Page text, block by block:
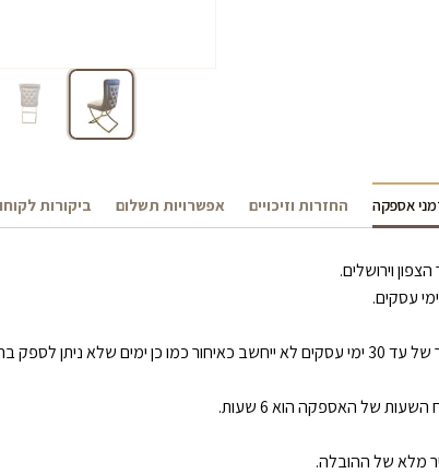
אספקה החזרות וזיכויים אפשרויות תשלום ביקורות
קיצוני/ שביתה).
של האספקה הוא 6 שעות.
מלא של ההובלה.